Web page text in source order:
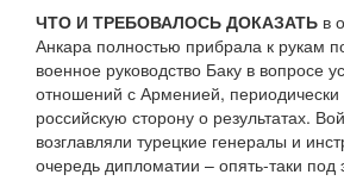
ЧТО И ТРЕБОВАЛОСЬ ДОКАЗАТЬ в
Анкара полностью прибрала к рукам
военное руководство Баку в вопросе
отношений с Арменией,
российскую сторону о результатах.
возглавляли турецкие генералы и
очередь дипломатии – опять-таки под